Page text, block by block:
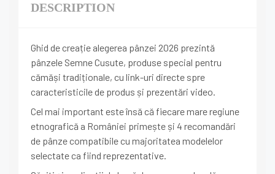
DESCRIPTION
Ghid de creație alegerea pânzei 2026 prezintă
pânzele Semne Cusute, produse special pentru
cămăși tradiționale, cu link-uri directe spre
caracteristicile de produs și prezentări video.
Cel mai important este însă că fiecare mare regiune
etnografică a României primește și 4 recomandări
de pânze compatibile cu majoritatea modelelor
selectate ca fiind reprezentative.